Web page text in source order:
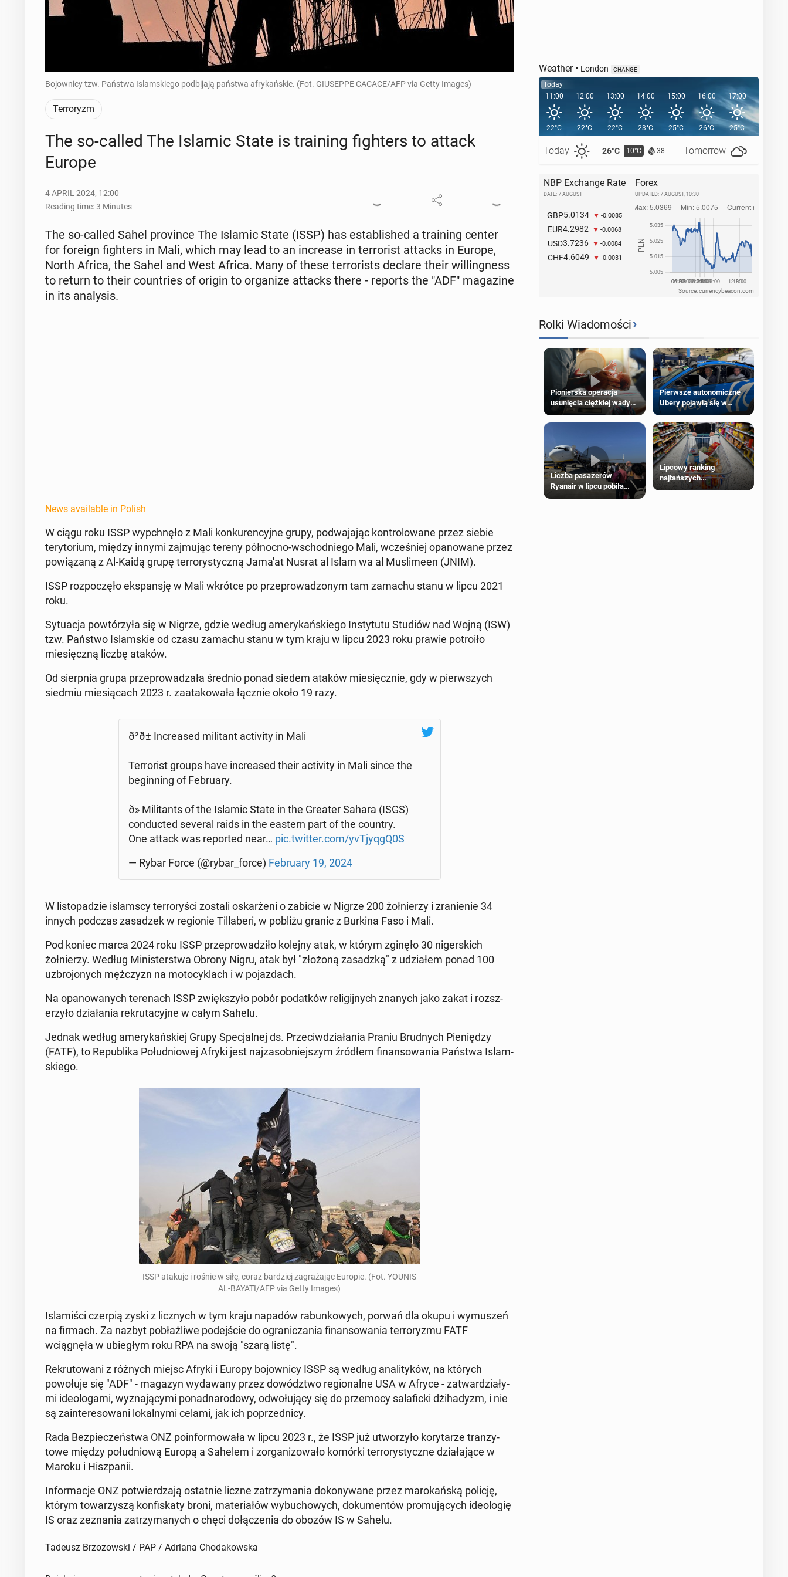
Bojownicy tzw. Państwa Islamskiego podbijają państwa afrykańskie. (Fot. GIUSEPPE CACACE/AFP via Getty Images)
Terroryzm
The so-called The Islamic State is train­ing fight­ers to attack
Europe
4 APRIL 2024, 12:00
Reading time: 3 Minutes
The so-called Sahel province The Islamic State (ISSP) has es­tab­lished a train­ing center
for foreign fight­ers in Mali, which may lead to an in­crease in ter­ror­ist attacks in Europe,
North Africa, the Sahel and West Africa. Many of these ter­ror­ists declare their will­ing­ness
to return to their coun­tries of origin to or­ga­nize attacks there - reports the "ADF" mag­a­zine
in its analy­sis.
News available in Polish
W ciągu roku ISSP wypch­nęło z Mali konkuren­cyjne grupy, pod­wa­ja­jąc kon­trolowane przez siebie
tery­to­ri­um, między innymi za­j­mu­jąc tereny północ­no-wschod­niego Mali, wcześniej opanowane przez
pow­iązaną z Al-Kaidą grupę ter­ro­rysty­czną Jama'at Nusrat al Islam wa al Mus­limeen (JNIM).
ISSP rozpoczęło ekspan­sję w Mali wkrótce po przeprowad­zonym tam zamachu stanu w lipcu 2021
roku.
Sytu­ac­ja powtórzyła się w Nigrze, gdzie według amerykańskiego In­sty­tu­tu Studiów nad Wojną (ISW)
tzw. Państwo Is­lam­skie od czasu zamachu stanu w tym kraju w lipcu 2023 roku prawie potroiło
miesięczną liczbę ataków.
Od sierp­nia grupa przeprowadza­ła średnio ponad siedem ataków miesięcznie, gdy w pier­wszych
siedmiu miesią­cach 2023 r. za­atakowała łącznie około 19 razy.
ð²ð± In­creased mil­i­tant ac­tiv­i­ty in Mali
Ter­ror­ist groups have in­creased their ac­tiv­i­ty in Mali since the
be­gin­ning of Feb­ru­ary.
ð» Mil­i­tants of the Islamic State in the Greater Sahara (ISGS)
con­duct­ed several raids in the eastern part of the country.
One attack was re­port­ed near… pic.twitter.com/yvTjyqgQ0S
— Rybar Force (@rybar_force) Feb­ru­ary 19, 2024
W listopadzie is­lam­scy ter­ro­ryś­ci zostali os­karżeni o zabicie w Nigrze 200 żołnierzy i zranie­nie 34
innych podczas za­sadzek w re­gion­ie Till­aberi, w pobliżu granic z Burkina Faso i Mali.
Pod koniec marca 2024 roku ISSP przeprowadz­iło kolejny atak, w którym zginęło 30 niger­s­kich
żołnierzy. Według Min­is­terst­wa Obrony Nigru, atak był "złożoną za­sadzką" z udzi­ałem ponad 100
uzbro­jonych mężczyzn na mo­to­cyk­lach i w po­jaz­dach.
Na opanowanych ter­e­nach ISSP zwięk­szyło pobór po­datków re­ligi­jnych znanych jako zakat i rozsz­
erzyło dzi­ała­nia rekru­ta­cyjne w całym Sahelu.
Jednak według amerykańskiej Grupy Spec­jal­nej ds. Prze­ci­wdzi­ała­nia Praniu Brud­nych Pieniędzy
(FATF), to Re­pub­li­ka Połud­niowej Afryki jest na­jza­sob­niejszym źródłem fi­nan­sowa­nia Państwa Is­lam­
skiego.
ISSP atakuje i rośnie w siłę, coraz bardziej za­graża­jąc Europie. (Fot. YOUNIS
AL-BAYATI/AFP via Getty Images)
Is­lamiś­ci czerpią zyski z licznych w tym kraju napadów rabunkowych, porwań dla okupu i wymuszeń
na firmach. Za nazbyt pobłażli­we pode­jś­cie do ogranicza­nia fi­nan­sowa­nia ter­ro­ryz­mu FATF
wciągnęła w ubiegłym roku RPA na swoją "szarą listę".
Rekru­towani z różnych miejsc Afryki i Europy bo­jown­i­cy ISSP są według anal­i­tyków, na których
powołu­je się "ADF" - magazyn wydawany przez dowództ­wo re­gion­alne USA w Afryce - zat­wardzi­ały­
mi ide­ologa­mi, wyz­na­ją­cy­mi pon­ad­nar­o­dowy, odwołu­ją­cy się do prze­mo­cy salafic­ki dżi­hadyzm, i nie
są zain­tere­sowani lokalny­mi celami, jak ich poprzed­ni­cy.
Rada Bez­pieczeńst­wa ONZ poin­for­mowała w lipcu 2023 r., że ISSP już ut­worzyło ko­ry­tarze tranzy­
towe między połud­niową Europą a Sahelem i zor­ga­ni­zowało komórki ter­ro­rysty­czne dzi­ała­jące w
Maroku i Hisz­panii.
In­for­ma­c­je ONZ potwierdza­ją os­tat­nie liczne za­trzy­ma­nia dokony­wane przez marokańską policję,
którym to­warzyszą kon­fiskaty broni, ma­te­ri­ałów wybu­chowych, doku­men­tów pro­mu­ją­cych ide­ologię
IS oraz zez­na­nia za­trzy­manych o chęci dołączenia do obozów IS w Sahelu.
Tadeusz Brzozowski / PAP / Adriana Chodakowska
Weather• London CHANGE
Today
11:00
22°C
Today 26°C 10°C 38 Tomorrow
12:00
22°C
13:00
22°C
14:00
23°C
15:00
25°C
16:00
26°C
17:00
25°C
18:00
NBP Exchange Rate
DATE: 7 AUGUST
GBP5.0134 -0.0085
EUR4.2982 -0.0068
USD3.7236 -0.0084
CHF4.6049 -0.0031
Forex
UPDATED: 7 AUGUST, 10:30
Source: currencybeacon.com
Rolki Wiadomości›
Pionierska operacja
usunięcia ciężkiej wady
wrodzonej płodu w łonie
matki
Pierwsze autonomiczne
Ubery pojawią się w
Londynie jeszcze tego
lata
Liczba pasażerów
Ryanair w lipcu pobiła
rekord
Lipcowy ranking
najtańszych
supermarketów